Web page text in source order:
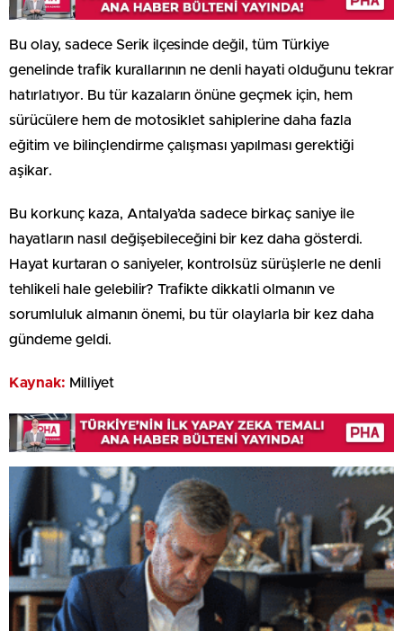
Bu olay, sadece Serik ilçesinde değil, tüm Türkiye
genelinde trafik kurallarının ne denli hayati olduğunu tekrar
hatırlatıyor. Bu tür kazaların önüne geçmek için, hem
sürücülere hem de motosiklet sahiplerine daha fazla
eğitim ve bilinçlendirme çalışması yapılması gerektiği
aşikar.
Bu korkunç kaza, Antalya’da sadece birkaç saniye ile
hayatların nasıl değişebileceğini bir kez daha gösterdi.
Hayat kurtaran o saniyeler, kontrolsüz sürüşlerle ne denli
tehlikeli hale gelebilir? Trafikte dikkatli olmanın ve
sorumluluk almanın önemi, bu tür olaylarla bir kez daha
gündeme geldi.
Kaynak: Milliyet